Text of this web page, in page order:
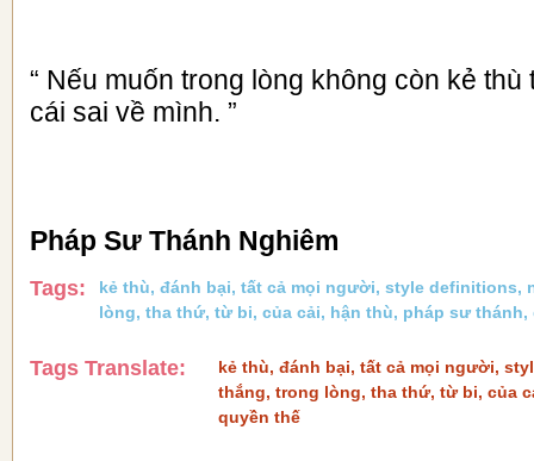
“ Nếu muốn trong lòng không còn kẻ
cái sai về mình. ”
Pháp Sư Thánh Nghiêm
Tags: kẻ thù, đánh bại, tất cả mọi người, style definitions,
lòng, tha thứ, từ bi, của cải, hận thù, pháp sư thánh,
Tags Translate: kẻ thù, đánh bại, tất cả mọi người,
thắng, trong lòng, tha thứ, từ bi, của
quyền thế